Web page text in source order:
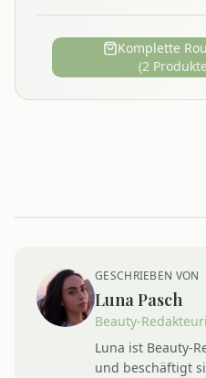
Komplette
(2
GESCHRIEBEN VON
Luna Pasch
Beauty-
Luna ist Beauty-
und beschäftigt